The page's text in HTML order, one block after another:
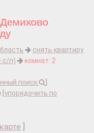
снять квартиру
с/п)
комнат: 2
поиск
упорядочить по